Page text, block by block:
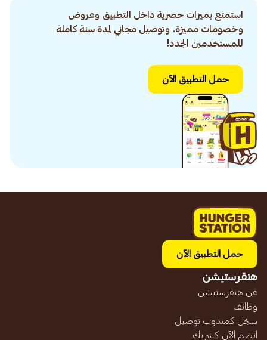
استمتع بميزات حصرية داخل التطبيق وعروض
وخصومات مميزة. وتوصيل مجاني لمدة سنة كاملة
للمستخدمين الجدد!
حمل التطبيق الآن
حمل التطبيق الآن
هنقرستيشن
عن هنقرستيشن
وظائف
سجّل كمندوب توصيل
انضم الآن كشريك